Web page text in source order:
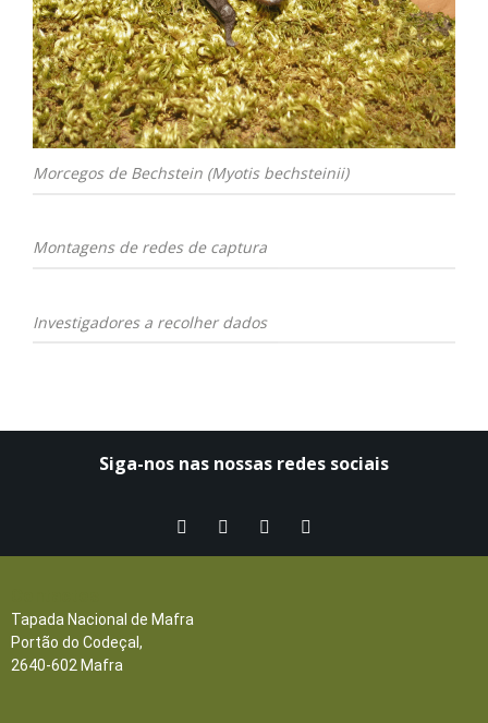
Morcegos de Bechstein (Myotis bechsteinii)
Montagens de redes de captura
Investigadores a recolher dados
Siga-nos nas nossas redes sociais​
Tapada Nacional de Mafra
Portão do Codeçal,
2640-602 Mafra